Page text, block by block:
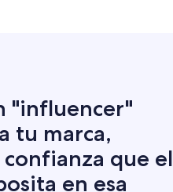
"influencer"
tu marca,
que el
en esa